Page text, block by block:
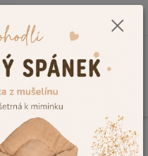
0,00 Kč
župany a ponča
Dětský